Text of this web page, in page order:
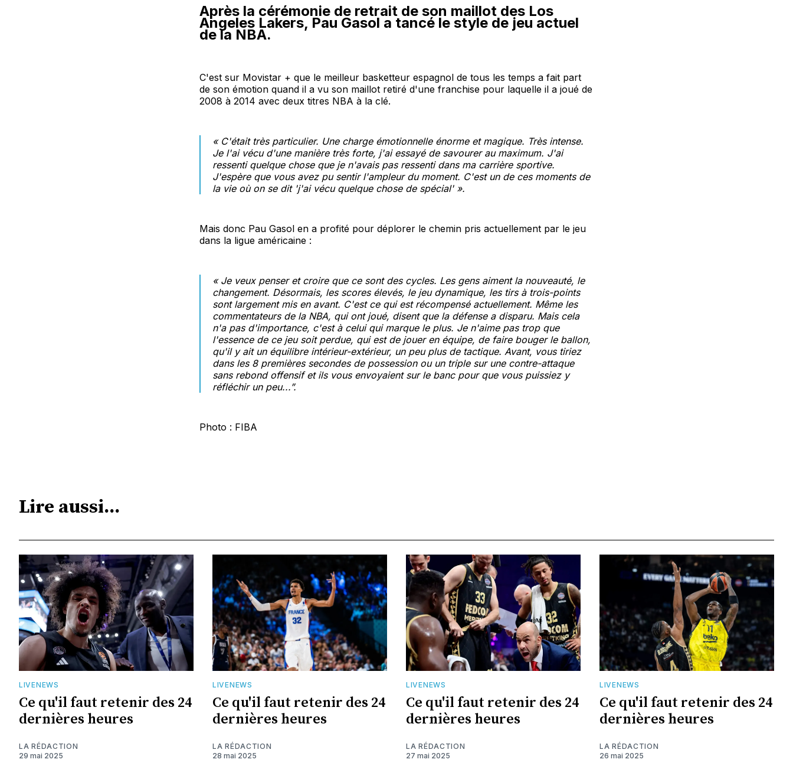
Après la cérémonie de retrait de son maillot des Los
Angeles Lakers, Pau Gasol a tancé le style de jeu actuel
de la NBA.
C'est sur Movistar + que le meilleur basketteur espagnol de tous les temps a fait part
de son émotion quand il a vu son maillot retiré d'une franchise pour laquelle il a joué de
2008 à 2014 avec deux titres NBA à la clé.
« C'était très particulier. Une charge émotionnelle énorme et magique. Très intense.
Je l'ai vécu d'une manière très forte, j'ai essayé de savourer au maximum. J'ai
ressenti quelque chose que je n'avais pas ressenti dans ma carrière sportive.
J'espère que vous avez pu sentir l'ampleur du moment. C'est un de ces moments de
la vie où on se dit 'j'ai vécu quelque chose de spécial' ».
Mais donc Pau Gasol en a profité pour déplorer le chemin pris actuellement par le jeu
dans la ligue américaine :
« Je veux penser et croire que ce sont des cycles. Les gens aiment la nouveauté, le
changement. Désormais, les scores élevés, le jeu dynamique, les tirs à trois-points
sont largement mis en avant. C'est ce qui est récompensé actuellement. Même les
commentateurs de la NBA, qui ont joué, disent que la défense a disparu. Mais cela
n'a pas d'importance, c'est à celui qui marque le plus. Je n'aime pas trop que
l'essence de ce jeu soit perdue, qui est de jouer en équipe, de faire bouger le ballon,
qu'il y ait un équilibre intérieur-extérieur, un peu plus de tactique. Avant, vous tiriez
dans les 8 premières secondes de possession ou un triplesur une contre-attaque
sans rebond offensif et ils vous envoyaient sur le banc pour que vous puissiez y
réfléchir un peu...”.
Photo : FIBA
Lire aussi...
LIVENEWS
Ce qu'il faut retenir des 24
dernières heures
LA RÉDACTION
29 mai 2025
LIVENEWS
Ce qu'il faut retenir des 24
dernières heures
LA RÉDACTION
28 mai 2025
LIVENEWS
Ce qu'il faut retenir des 24
dernières heures
LA RÉDACTION
27 mai 2025
LIVENEWS
Ce qu'il faut retenir des 24
dernières heures
LA RÉDACTION
26 mai 2025